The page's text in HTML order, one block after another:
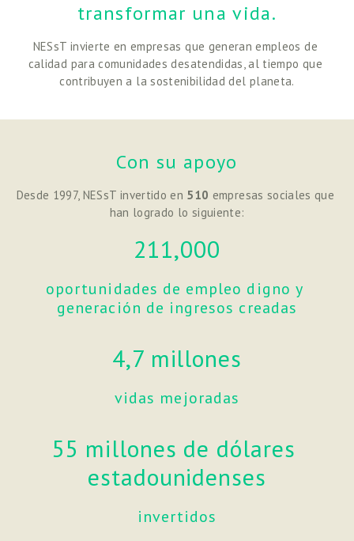
transformar una vida.
NESsT invierte en empresas que generan empleos de
calidad para comunidades desatendidas, al tiempo que
contribuyen a la sostenibilidad del planeta.
Con su apoyo
Desde 1997, NESsT invertido en 510 empresas sociales que
han logrado lo siguiente:
211,000
oportunidades de empleo digno y
generación de ingresos creadas
4,7 millones
vidas mejoradas
55 millones de dólares
estadounidenses
invertidos